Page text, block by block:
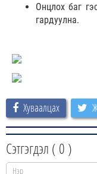
Онцлох баг
гардуулна.
Хуваалцах
Сэтгэгдэл ( 0 )